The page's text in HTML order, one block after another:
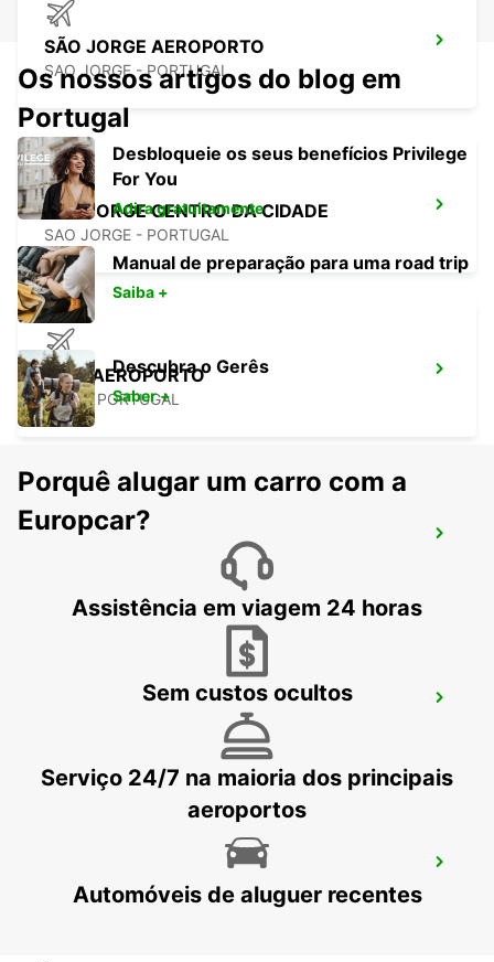
SÃO JORGE AEROPORTO
SAO JORGE - PORTUGAL
SÃO JORGE CENTRO DA CIDADE
SAO JORGE - PORTUGAL
PICO AEROPORTO
PICO - PORTUGAL
PICO CENTRO DA CIDADE
HORTA CENTRO DA CIDADE
HORTA TERMINAL MARÍTIMO
HORTA - PORTUGAL
Os nossos artigos do blog em
Portugal
Desbloqueie os seus benefícios Privilege
For You
Adira gratuitamente
Manual de preparação para uma road trip
Saiba +
Descubra o Gerês
Saber +
Porquê alugar um carro com a
Europcar?
Assistência em viagem 24 horas
Sem custos ocultos
Serviço 24/7 na maioria dos principais
aeroportos
Automóveis de aluguer recentes